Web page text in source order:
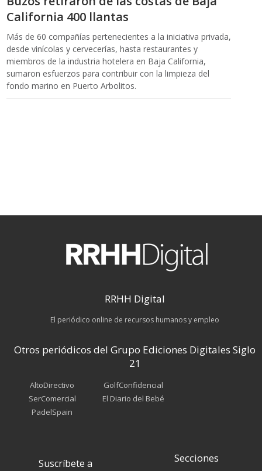
California 400 llantas
Más de 60 compañías pertenecientes a la iniciativa privada,
desde vinícolas y cervecerías, hasta restaurantes y
miembros de la industria hotelera en Baja California,
sumaron esfuerzos para contribuir con la limpieza del
fondo marino en Puerto Arbolitos.
RRHH Digital
El periódico online de recursos humanos y empleo
Otros periódicos del Grupo Ediciones Digitales Siglo
21
AltoDirectivo
SerComercial
PadelSpain
GolfConfidencial
El Diario del Bebé
Suscríbete a
Secciones